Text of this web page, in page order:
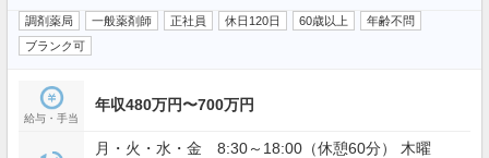
調剤薬局 一般薬剤師 正社員 休日120日 60歳以上
年齢不問
ブランク可
給与・手当
年収480万円〜700万円
月・火・水・金 8:30～18:00（休憩60分） 木曜